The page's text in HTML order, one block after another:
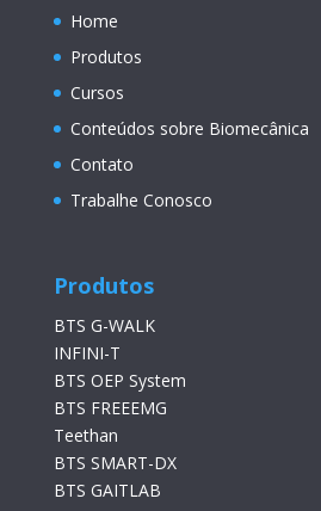
Home
Produtos
Cursos
Conteúdos sobre Biomecânica
Contato
Trabalhe Conosco
Produtos
BTS G-WALK
INFINI-T
BTS OEP System
BTS FREEEMG
Teethan
BTS SMART-DX
BTS GAITLAB